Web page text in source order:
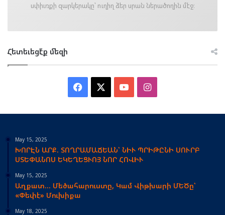
սփիւռքի զարկերակը՝ ուղիղ ձեր սրան ներածողին մէջ։
Հետեւեցէ՛ք մեզի
Facebook YouTubeInstagram
May 15, 2025
ԽՈՐԷՆ ԱՐՔ. ՏՈՂՐԱՄԱՃԵԱՆ՝ ՆԻՒ ՊՐԻԹԸՆԻ ՍՈՒՐԲ
ՍՏԵՓԱՆՈՍ ԵԿԵՂԵՑՒՈՅ ՆՈՐ ՀՈՎԻՒ
May 15, 2025
Աղքատ… Մեծահարուստը, Կամ Վիթխարի ՄԵԾը՝
«Փեփէ» Մուխիքա
May 18, 2025